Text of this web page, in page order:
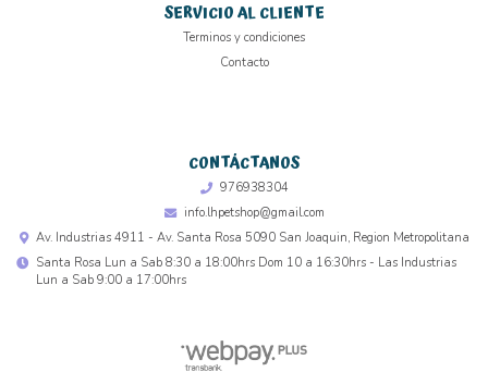
SERVICIO AL CLIENTE
Terminos y condiciones
Contacto
CONTÁCTANOS
976938304
info.lhpetshop@gmail.com
Av. Industrias 4911 - Av. Santa Rosa 5090 San Joaquin, Region Metropolitana
Santa Rosa Lun a Sab 8:30 a 18:00hrs Dom 10 a 16:30hrs - Las Industrias
Lun a Sab 9:00 a 17:00hrs